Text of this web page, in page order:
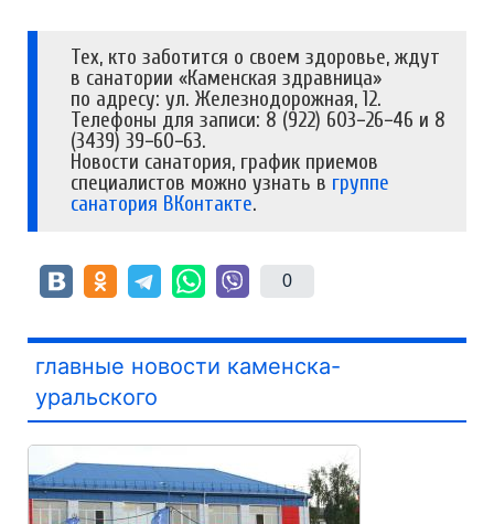
Тех, кто заботится о своем здоровье, ждут
в санатории «Каменская здравница»
по адресу: ул. Железнодорожная, 12.
Телефоны для записи: 8 (922) 603−26−46 и 8
(3439) 39−60−63.
Новости санатория, график приемов
специалистов можно узнать в группе
санатория ВКонтакте.
0
главные новости каменска-
уральского